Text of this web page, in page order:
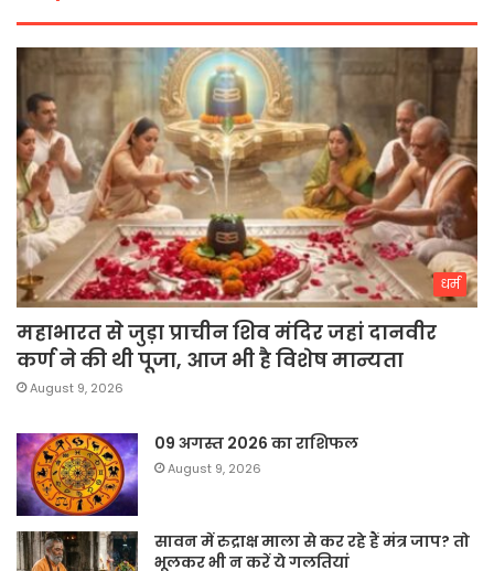
धर्म
महाभारत से जुड़ा प्राचीन शिव मंदिर जहां दानवीर
कर्ण ने की थी पूजा, आज भी है विशेष मान्यता
August 9, 2026
09 अगस्त 2026 का राशिफल
August 9, 2026
सावन में रुद्राक्ष माला से कर रहे हैं मंत्र जाप? तो
भूलकर भी न करें ये गलतियां